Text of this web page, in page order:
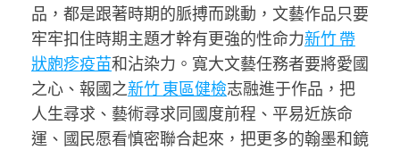
品，都是跟著時期的脈搏而跳動，文藝作品只要
牢牢扣住時期主題才幹有更強的性命力新竹 帶
狀皰疹疫苗和沾染力。寬大文藝任務者要將愛國
之心、報國之新竹 東區健檢志融進于作品，把
人生尋求、藝術尋求同國度前程、平易近族命
運、國民愿看慎密聯合起來，把更多的翰墨和鏡